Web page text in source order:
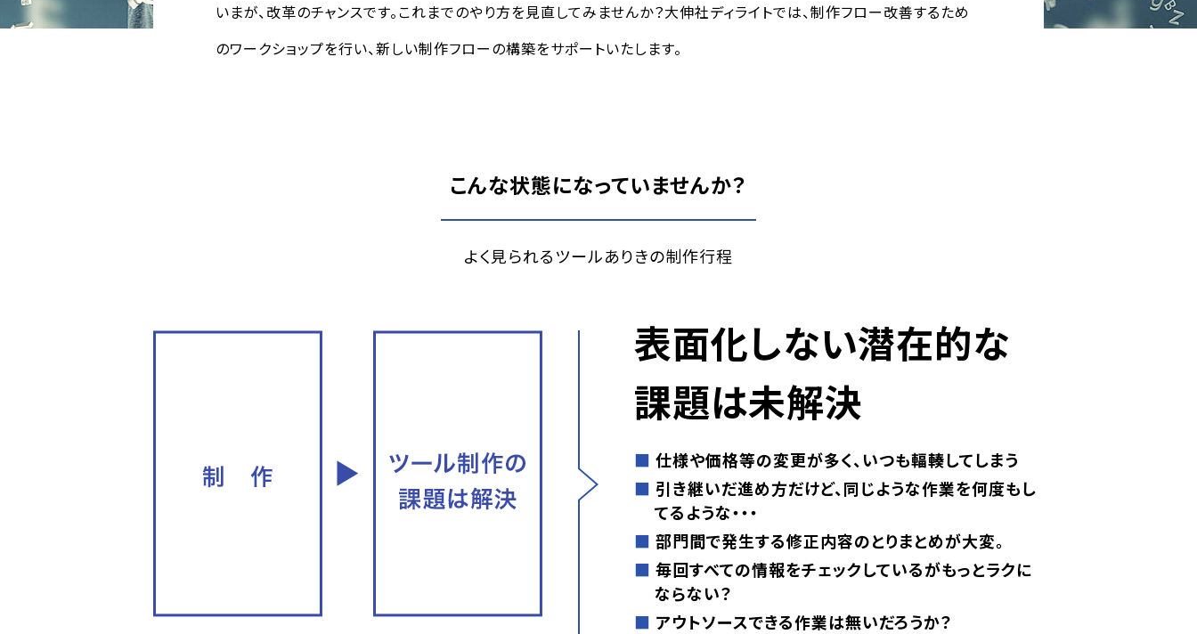
いまが、改革のチャンスです。これまでのやり方を見直してみませんか？大伸社ディライトでは、制作フロー改善するため
のワークショップを行い、新しい制作フローの構築をサポートいたします。
こんな状態になっていませんか？
よく見られるツールありきの制作行程
表面化しない潜在的な
課題は未解決
■ 仕様や価格等の変更が多く、いつも輻輳してしまう
■ 引き継いだ進め方だけど、同じような作業を何度もし
てるような・・・
■ 部門間で発生する修正内容のとりまとめが大変。
■ 毎回すべての情報をチェックしているがもっとラクに
ならない？
■ アウトソースできる作業は無いだろうか？